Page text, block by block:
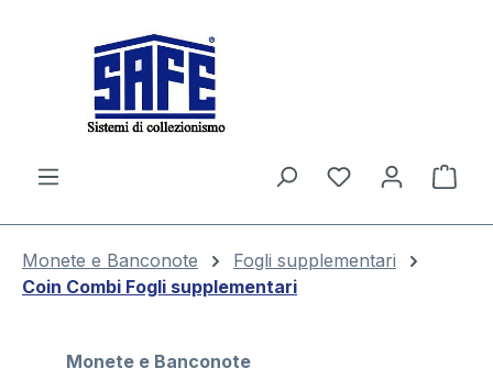
Il
Monete e Banconote
Fogli supplementari
Coin Combi Fogli supplementari
Monete e Banconote